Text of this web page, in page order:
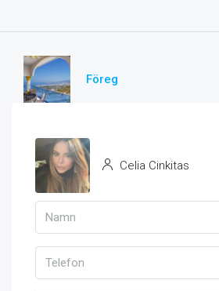
Föreg
Celia Cinkitas